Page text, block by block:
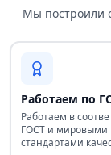
Мы построили
Работаем по
Работаем в
ГОСТ и мировыми
стандартами